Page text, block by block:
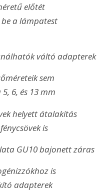
előtét
a lámpatest
váltó adapterek
sem
6, és 13 mm
helyett átalakítás
is
GU10 bajonett záras
is
adapterek